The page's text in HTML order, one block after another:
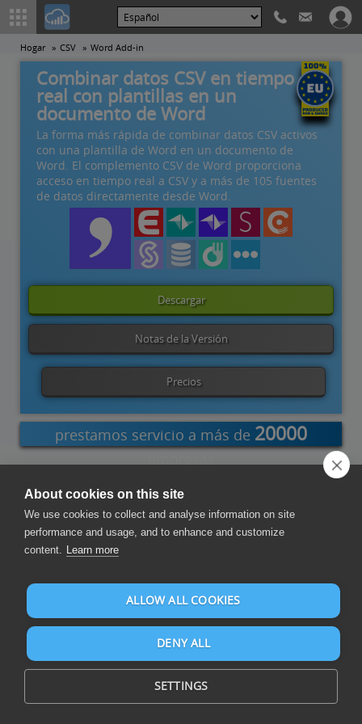
Hogar CSV Word Add-in
Descargar
Notas de la Versión
Precios
Combinar datos CSV en tiempo
real con plantillas en un
documento de Word
La forma más rápida de combinar datos CSV activos
con una plantilla de Word en un documento de
Word. El complemento CSV de Word proporciona
acceso en tiempo real a CSV y a más de 105 fuentes
de datos directamente desde Word.
prestamos servicio a más de 20000
in
Automate
Studio
About cookies on this site
We use cookies to collect and analyse information on site
performance and usage, and to enhance and customize
content. Learn more
ALLOW ALL COOKIES
DENY ALL
SETTINGS